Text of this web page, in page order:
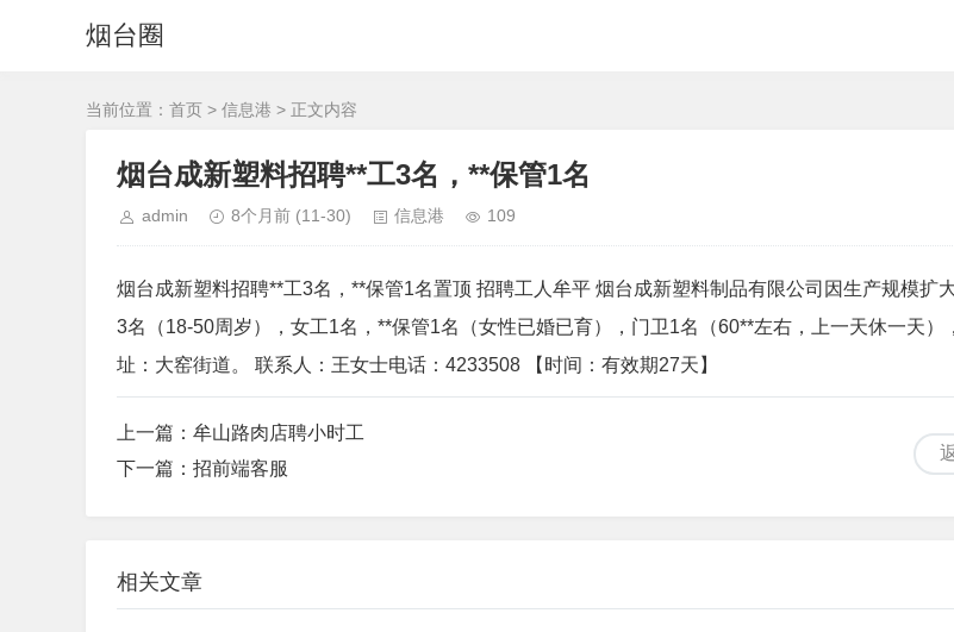
烟台圈
当前位置： 首页 > 信息港 > 正文内容
烟台成新塑料招聘**工3名，**保管1名
admin 8个月前 (11-30) 信息港 109
烟台成新塑料招聘**工3名，**保管1名置顶 招聘工人牟平 烟台成新塑料制品有限公司因生产规模扩
3名（18-50周岁），女工1名，**保管1名（女性已婚已育），门卫1名（60**左右，上一天休一天）
址：大窑街道。 联系人：王女士电话：4233508 【时间：有效期27天】
上一篇： 牟山路肉店聘小时工
下一篇： 招前端客服
相关文章